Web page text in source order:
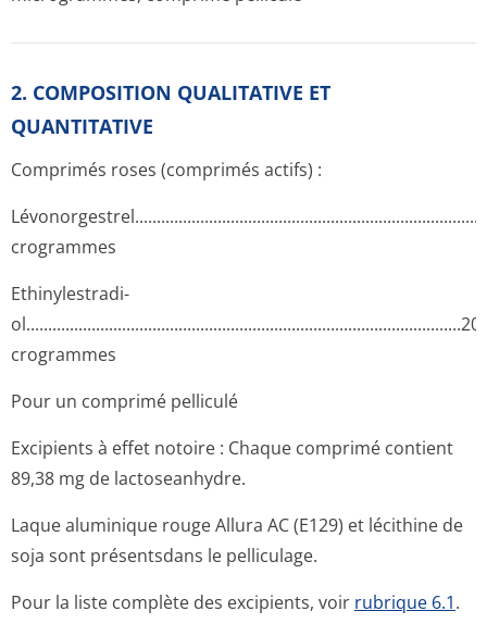
2. COMPOSITION QUALITATIVE ET
QUANTITATIVE
Comprimés roses (comprimés actifs) :
crogrammes
Ethinylestradi­
crogrammes
Pour un comprimé pelliculé
Excipients à effet notoire : Chaque comprimé contient
89,38 mg de lactoseanhydre.
Laque aluminique rouge Allura AC (E129) et lécithine de
soja sont présentsdans le pelliculage.
Pour la liste complète des excipients, voir rubrique 6.1.